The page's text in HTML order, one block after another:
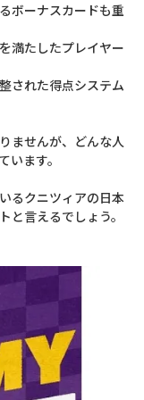
ボーナスカードも重
満たしたプレイヤー
された得点システム
ませんが、どんな人
ます。
るクニツィアの日本
と言えるでしょう。